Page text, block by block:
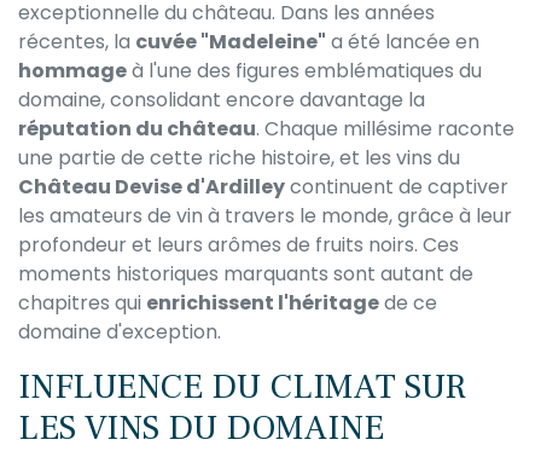
exceptionnelle du château. Dans les années
récentes, la cuvée "Madeleine" a été lancée en
hommageà l'une des figures emblématiques du
domaine, consolidant encore davantage la
réputation du château. Chaque millésime raconte
une partie de cette riche histoire, et les vins du
Château Devise d'Ardilleycontinuent de captiver
les amateurs de vin à travers le monde, grâce à leur
profondeur et leurs arômes de fruits noirs. Ces
moments historiques marquants sont autant de
chapitres qui enrichissent l'héritagede ce
domaine d'exception.
INFLUENCE DU CLIMAT SUR
LES VINS DU DOMAINE